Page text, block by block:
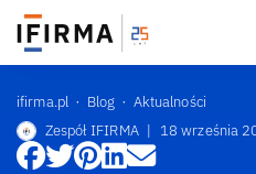
ifirma.pl Blog
Aktualności
Zespół IFIRMA | 18 września